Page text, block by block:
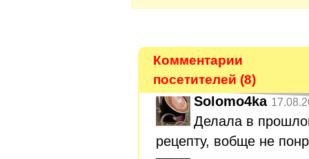
Комментарии
посетителей (8)
Solomo4ka
Делала в
рецепту, вобще не